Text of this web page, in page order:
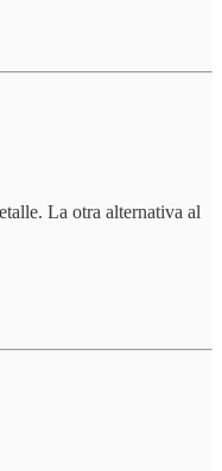
La otra alternativa al